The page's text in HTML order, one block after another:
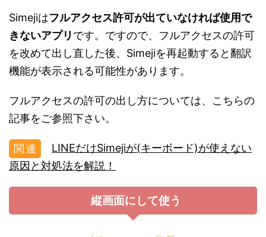
Simejiはフルアクセス許可が出ていなければ使用で
きないアプリ です。ですので、フルアクセスの許可
を改めて出し直した後、Simejiを再起動すると翻訳
機能が表示される可能性があります。
フルアクセスの許可の出し方については、こちらの
記事をご参照下さい。
LINEだけSimejiが(キーボード)が使えない
原因と対処法を解説！
縦画面にして使う